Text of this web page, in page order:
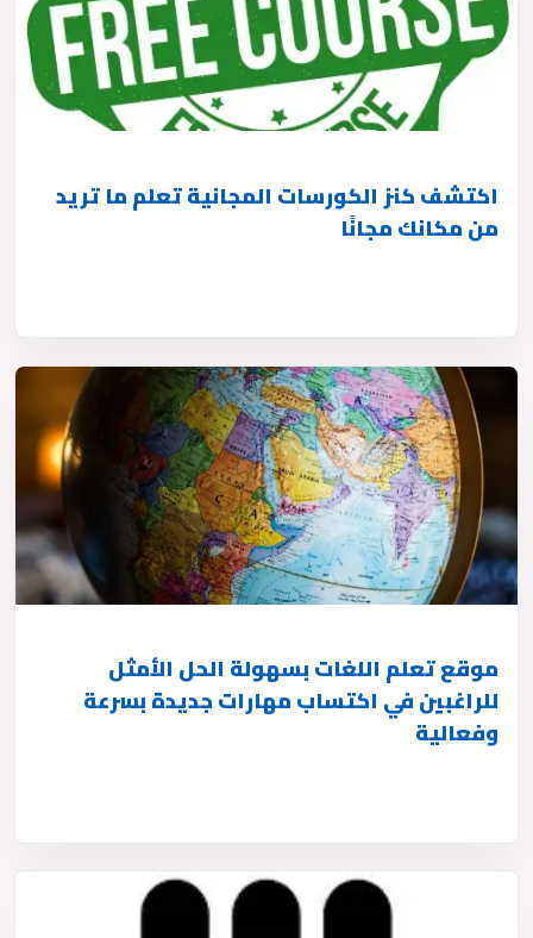
اكتشف كنز الكورسات المجانية تعلم ما تريد
من مكانك مجانًا
موقع تعلم اللغات بسهولة الحل الأمثل
للراغبين في اكتساب مهارات جديدة بسرعة
وفعالية